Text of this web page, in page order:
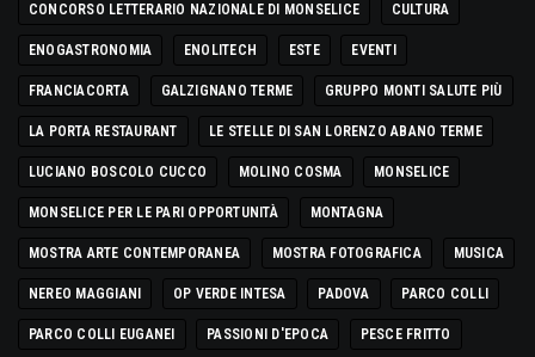
CONCORSO LETTERARIO NAZIONALE DI MONSELICE CULTURA
ENOGASTRONOMIA ENOLITECH ESTE EVENTI
FRANCIACORTA GALZIGNANO TERME GRUPPO MONTI SALUTE PIÙ
LA PORTA RESTAURANT LE STELLE DI SAN LORENZO ABANO TERME
LUCIANO BOSCOLO CUCCO MOLINO COSMA MONSELICE
MONSELICE PER LE PARI OPPORTUNITÀ MONTAGNA
MOSTRA ARTE CONTEMPORANEA MOSTRA FOTOGRAFICA MUSICA
NEREO MAGGIANI OP VERDE INTESA PADOVA PARCO COLLI
PARCO COLLI EUGANEI PASSIONI D'EPOCA PESCE FRITTO